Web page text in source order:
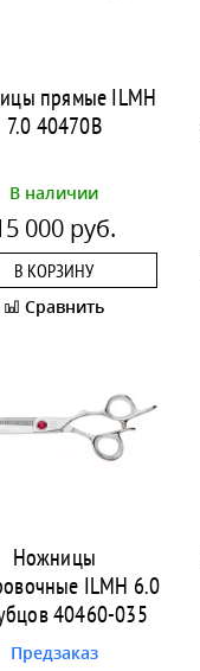
прямые ILMH
7.0 40470B
В наличии
000 руб.
В КОРЗИНУ
Сравнить
Ножницы
ILMH 6.0
40460-035
Предзаказ